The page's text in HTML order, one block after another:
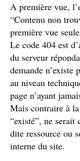
A première vue,
“Contenu non
première vue
Le code 404 est
du serveur
demande n’existe
au niveau
page n’ayant
Mais contraire à
“existé”, ne
dite ressource ou
interne du site.